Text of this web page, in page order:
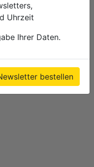
Uhrzeit
Ihrer Daten.
bestellen